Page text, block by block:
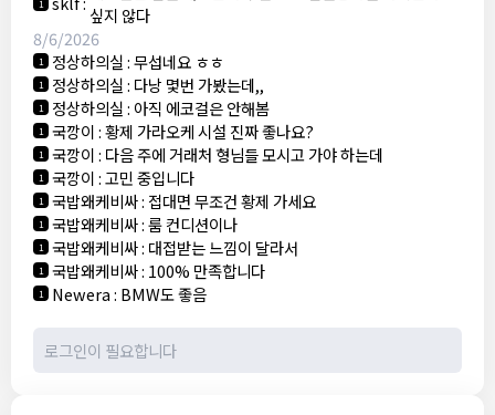
1
싶지 않다
8/6/2026
1 정상하의실:무섭네요 ㅎㅎ
1 정상하의실: 다낭 몇번 가봤는데,,
1 정상하의실: 아직 에코걸은 안해봄
1 국깡이:황제 가라오케 시설 진짜 좋나요?
1 국깡이: 다음 주에 거래처 형님들 모시고 가야 하는데
1 국깡이:고민 중입니다
1 국밥왜케비싸: 접대면 무조건 황제 가세요
1 국밥왜케비싸:룸 컨디션이나
1 국밥왜케비싸: 대접받는 느낌이 달라서
1 국밥왜케비싸: 100% 만족합니다
1 Newera: BMW도 좋음